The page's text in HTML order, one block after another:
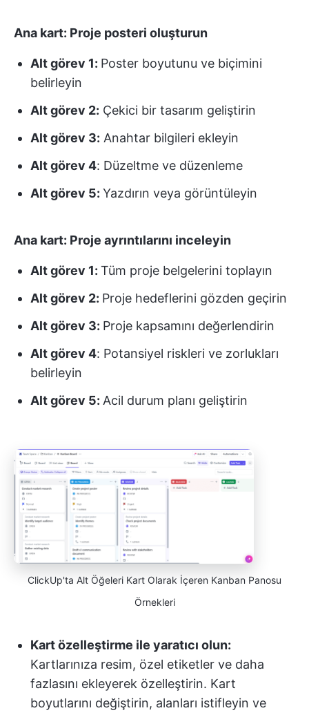
Ana kart: Proje posteri oluşturun
Alt görev 1: Poster boyutunu ve biçimini
belirleyin
Alt görev 2: Çekici bir tasarım geliştirin
Alt görev 3: Anahtar bilgileri ekleyin
Alt görev 4: Düzeltme ve düzenleme
Alt görev 5: Yazdırın veya görüntüleyin
Ana kart: Proje ayrıntılarını inceleyin
Alt görev 1: Tüm proje belgelerini toplayın
Alt görev 2: Proje hedeflerini gözden geçirin
Alt görev 3: Proje kapsamını değerlendirin
Alt görev 4: Potansiyel riskleri ve zorlukları
belirleyin
Alt görev 5: Acil durum planı geliştirin
ClickUp'ta Alt Öğeleri Kart Olarak İçeren Kanban Panosu
Örnekleri
Kart özelleştirme ile yaratıcı olun:
Kartlarınıza resim, özel etiketler ve daha
fazlasını ekleyerek özelleştirin. Kart
boyutlarını değiştirin, alanları istifleyin ve